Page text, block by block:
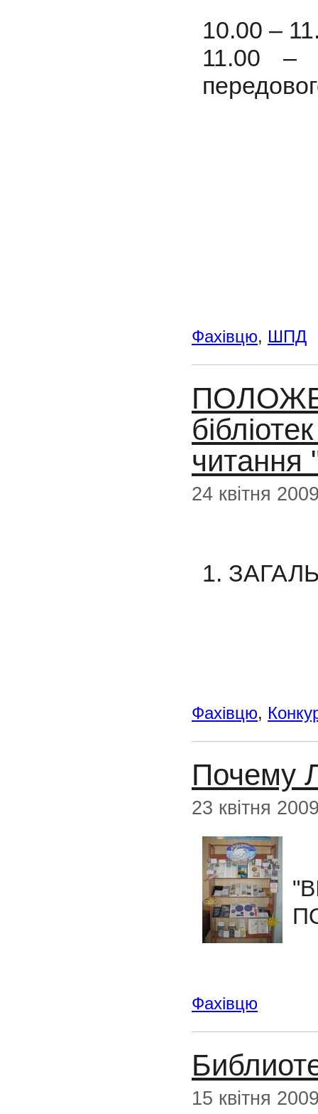
10.00 –
11.00 –
Фахівцю, ШПД
читання
24 квітня
1.
Фахівцю,
Почему
23 квітня
Фахівцю
15 квітня